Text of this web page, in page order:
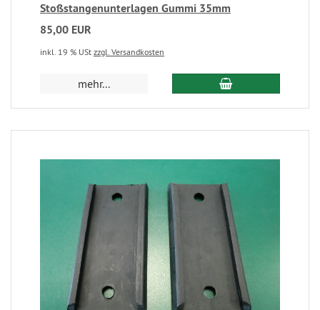
Stoßstangenunterlagen Gummi 35mm
85,00 EUR
inkl. 19 % USt zzgl. Versandkosten
mehr...